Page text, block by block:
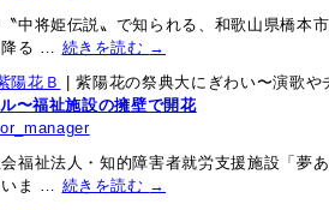
中将姫伝説〟で知られる、和歌山県橋本
降る … 続きを読む →
陽花Ｂ 紫陽花の祭典大にぎわい〜演歌や
〜福祉施設の擁壁で開花
福祉法人・知的障害者就労支援施設「夢
いま … 続きを読む →